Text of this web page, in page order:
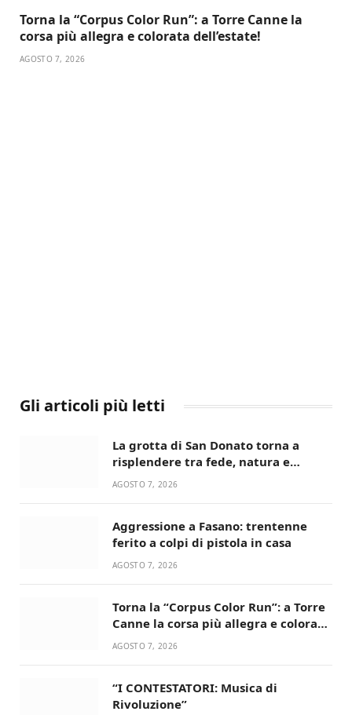
Torna la “Corpus Color Run”: a Torre Canne la
corsa più allegra e colorata dell’estate!
AGOSTO 7, 2026
Gli articoli più letti
La grotta di San Donato torna a
risplendere tra fede, natura e
devozione
AGOSTO 7, 2026
Aggressione a Fasano: trentenne
ferito a colpi di pistola in casa
AGOSTO 7, 2026
Torna la “Corpus Color Run”: a Torre
Canne la corsa più allegra e colorata
dell’estate!
AGOSTO 7, 2026
“I CONTESTATORI: Musica di
Rivoluzione”